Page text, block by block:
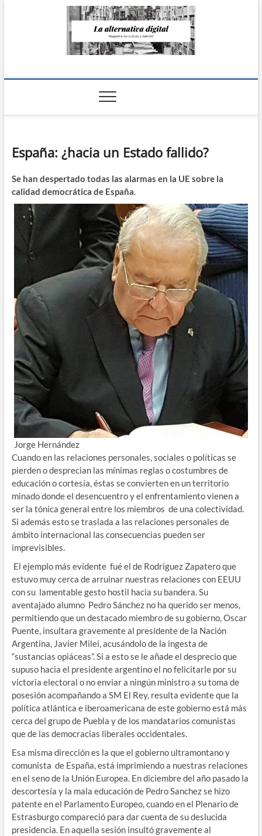
La Alternativa
España: ¿hacia un Estado fallido?
Se han despertado todas las alarmas en la UE sobre la
calidad democrática de España.
Jorge Hernández
Cuando en las relaciones personales, sociales o políticas se
pierden o desprecian las mínimas reglas o costumbres de
educación o cortesía, éstas se convierten en un territorio
minado donde el desencuentro y el enfrentamiento vienen a
ser la tónica general entre los miembros de una colectividad.
Si además esto se traslada a las relaciones personales de
ámbito internacional las consecuencias pueden ser
imprevisibles.
El ejemplo más evidente fué el de Rodriguez Zapatero que
estuvo muy cerca de arruinar nuestras relaciones con EEUU
con su lamentable gesto hostil hacia su bandera. Su
aventajado alumno Pedro Sánchez no ha querido ser menos,
permitiendo que un destacado miembro de su gobierno, Oscar
Puente, insultara gravemente al presidente de la Nación
Argentina, Javier Milei, acusándolo de la ingesta de
“sustancias opiáceas”. Si a esto se le añade el desprecio que
supuso hacia el presidente argentino el no felicitarle por su
victoria electoral o no enviar a ningún ministro a su toma de
posesión acompañando a SM El Rey, resulta evidente que la
política atlántica e iberoamericana de este gobierno está más
cerca del grupo de Puebla y de los mandatarios comunistas
que de las democracias liberales occidentales.
Esa misma dirección es la que el gobierno ultramontano y
comunista de España, está imprimiendo a nuestras relaciones
en el seno de la Unión Europea. En diciembre del año pasado la
descortesía y la mala educación de Pedro Sanchez se hizo
patente en el Parlamento Europeo, cuando en el Plenario de
Estrasburgo compareció para dar cuenta de su deslucida
presidencia. En aquella sesión insultó gravemente al